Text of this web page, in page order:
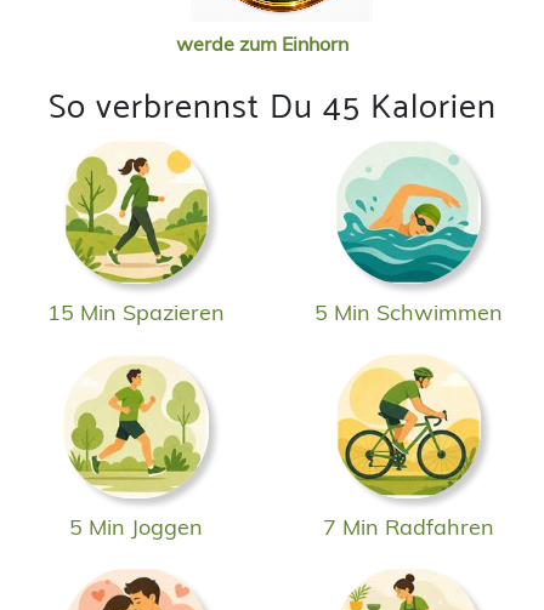
werde zum Einhorn
So verbrennst Du 45 Kalorien
15 Min Spazieren 5 Min Schwimmen
5 Min Joggen 7 Min Radfahren